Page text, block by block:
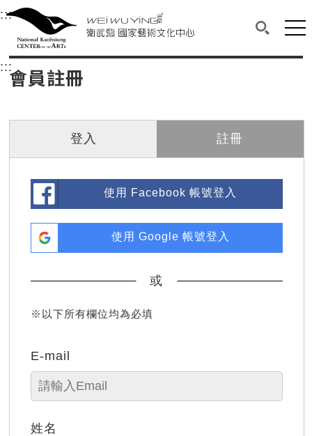
衛武營國家藝術文化中心
中央內容區塊，為本頁主要內容區。
:::選單連結區塊，此區塊列有本網站主要連結。
衛武營國家藝術文化中心
搜尋(開
網
::: 中央內容區塊，為本頁主要內容區。
會員註冊
登入 註冊
使用 Facebook 帳號登入
使用 Google 帳號登入
或
※以下所有欄位均為必填
E-mail
姓名